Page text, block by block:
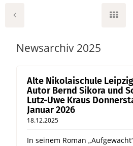
Newsarchiv 2025
Alte Nikolaischule
Autor Bernd Sikora und
Lutz-Uwe Kraus
Januar 2026
18.12.2025
In seinem Roman